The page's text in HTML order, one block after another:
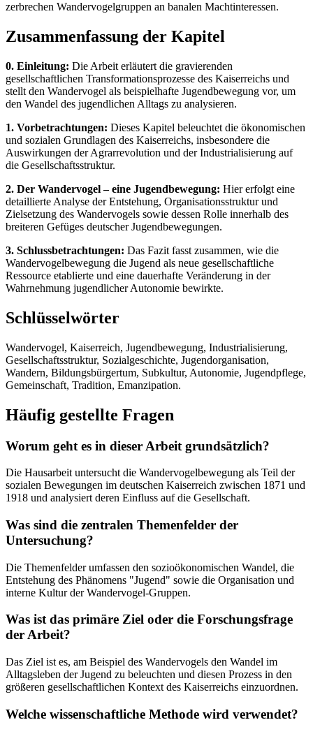
zerbrechen Wandervogelgruppen an banalen Machtinteressen.
Zusammenfassung der Kapitel
0. Einleitung: Die Arbeit erläutert die gravierenden
gesellschaftlichen Transformationsprozesse des Kaiserreichs und
stellt den Wandervogel als beispielhafte Jugendbewegung vor, um
den Wandel des jugendlichen Alltags zu analysieren.
1. Vorbetrachtungen: Dieses Kapitel beleuchtet die ökonomischen
und sozialen Grundlagen des Kaiserreichs, insbesondere die
Auswirkungen der Agrarrevolution und der Industrialisierung auf
die Gesellschaftsstruktur.
2. Der Wandervogel – eine Jugendbewegung: Hier erfolgt eine
detaillierte Analyse der Entstehung, Organisationsstruktur und
Zielsetzung des Wandervogels sowie dessen Rolle innerhalb des
breiteren Gefüges deutscher Jugendbewegungen.
3. Schlussbetrachtungen: Das Fazit fasst zusammen, wie die
Wandervogelbewegung die Jugend als neue gesellschaftliche
Ressource etablierte und eine dauerhafte Veränderung in der
Wahrnehmung jugendlicher Autonomie bewirkte.
Schlüsselwörter
Wandervogel, Kaiserreich, Jugendbewegung, Industrialisierung,
Gesellschaftsstruktur, Sozialgeschichte, Jugendorganisation,
Wandern, Bildungsbürgertum, Subkultur, Autonomie, Jugendpflege,
Gemeinschaft, Tradition, Emanzipation.
Häufig gestellte Fragen
Worum geht es in dieser Arbeit grundsätzlich?
Die Hausarbeit untersucht die Wandervogelbewegung als Teil der
sozialen Bewegungen im deutschen Kaiserreich zwischen 1871 und
1918 und analysiert deren Einfluss auf die Gesellschaft.
Was sind die zentralen Themenfelder der
Untersuchung?
Die Themenfelder umfassen den sozioökonomischen Wandel, die
Entstehung des Phänomens "Jugend" sowie die Organisation und
interne Kultur der Wandervogel-Gruppen.
Was ist das primäre Ziel oder die Forschungsfrage
der Arbeit?
Das Ziel ist es, am Beispiel des Wandervogels den Wandel im
Alltagsleben der Jugend zu beleuchten und diesen Prozess in den
größeren gesellschaftlichen Kontext des Kaiserreichs einzuordnen.
Welche wissenschaftliche Methode wird verwendet?